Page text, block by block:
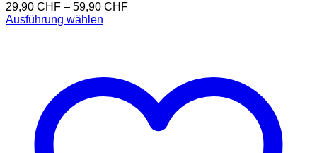
29,90 CHF – 59,90 CHF
Ausführung wählen